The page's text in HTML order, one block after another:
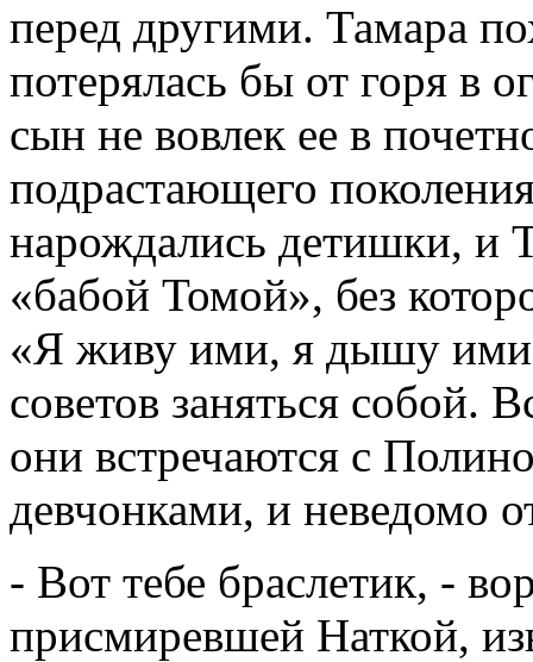
перед другими. Тамара
потерялась бы от горя в
сын не вовлек ее в
подрастающего
нарождались детишки, и
«бабой Томой», без
«Я живу ими, я дышу
советов заняться собой.
они встречаются с
девчонками, и неведомо
- Вот тебе браслетик, -
присмиревшей Наткой,